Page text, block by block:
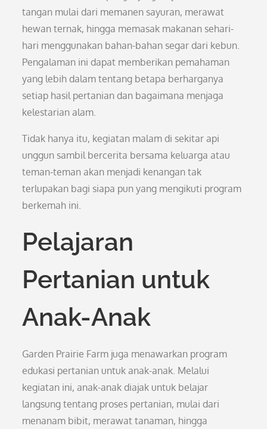
tangan mulai dari memanen sayuran, merawat
hewan ternak, hingga memasak makanan sehari-
hari menggunakan bahan-bahan segar dari kebun.
Pengalaman ini dapat memberikan pemahaman
yang lebih dalam tentang betapa berharganya
setiap hasil pertanian dan bagaimana menjaga
kelestarian alam.
Tidak hanya itu, kegiatan malam di sekitar api
unggun sambil bercerita bersama keluarga atau
teman-teman akan menjadi kenangan tak
terlupakan bagi siapa pun yang mengikuti program
berkemah ini.
Pelajaran
Pertanian untuk
Anak-Anak
Garden Prairie Farm juga menawarkan program
edukasi pertanian untuk anak-anak. Melalui
kegiatan ini, anak-anak diajak untuk belajar
langsung tentang proses pertanian, mulai dari
menanam bibit, merawat tanaman, hingga